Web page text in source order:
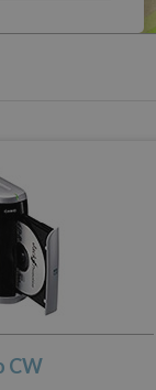
CW